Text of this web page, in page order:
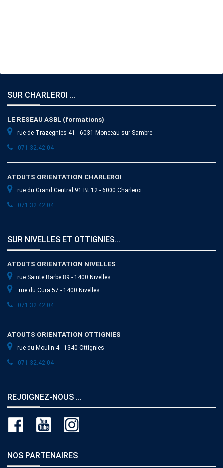
SUR CHARLEROI ...
LE RESEAU ASBL (formations)
rue de Trazegnies 41 - 6031 Monceau-sur-Sambre
071 32.42.04
ATOUTS ORIENTATION CHARLEROI
rue du Grand Central 91 Bt 12 - 6000 Charleroi
071 32.42.04
SUR NIVELLES ET OTTIGNIES...
ATOUTS ORIENTATION NIVELLES
rue Sainte Barbe 89 - 1400 Nivelles
rue du Cura 57 - 1400 Nivelles
071 32.42.04
ATOUTS ORIENTATION OTTIGNIES
rue du Moulin 4 - 1340 Ottignies
071 32.42.04
REJOIGNEZ-NOUS ...
NOS PARTENAIRES